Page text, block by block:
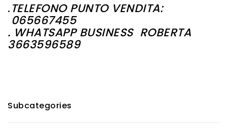
.TELEFONO PUNTO VENDITA:
065667455
. WHATSAPP BUSINESS ROBERTA
3663596589
Subcategories